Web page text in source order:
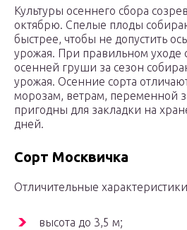
Культуры осеннего сбора
октябрю. Спелые плоды
быстрее, чтобы не допустить
урожая. При правильном уходе
осенней груши за сезон
урожая. Осенние сорта
морозам, ветрам, переменной
пригодны для закладки на
дней.
Сорт Москвичка
Отличительные
высота до 3,5 м;